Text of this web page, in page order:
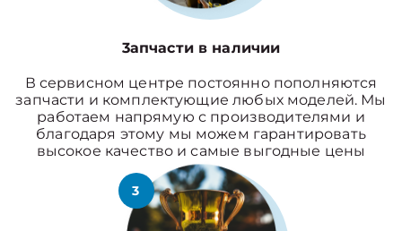
3апчасти в наличии
В сервисном центре постоянно пополняются
запчасти и комплектующие любых моделей. Мы
работаем напрямую с производителями и
благодаря этому мы можем гарантировать
высокое качество и самые выгодные цены
3